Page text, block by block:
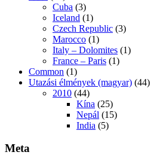
Cuba (3)
Iceland (1)
Czech Republic (3)
Marocco (1)
Italy – Dolomites (1)
France – Paris (1)
Common (1)
Utazási élmények (magyar) (44)
2010 (44)
Kína (25)
Nepál (15)
India (5)
Meta